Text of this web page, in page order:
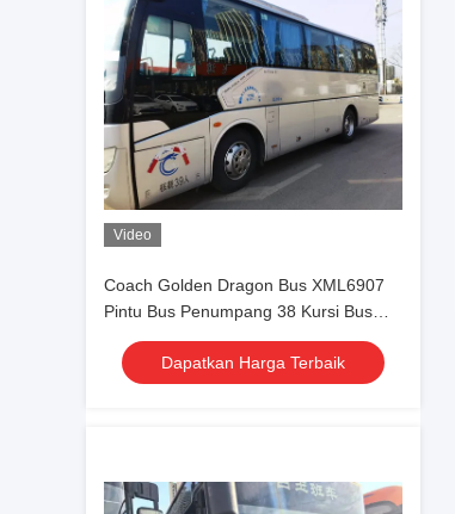
Video
Coach Golden Dragon Bus XML6907
Pintu Bus Penumpang 38 Kursi Bus
Kota Mesin Yuchai
Dapatkan Harga Terbaik